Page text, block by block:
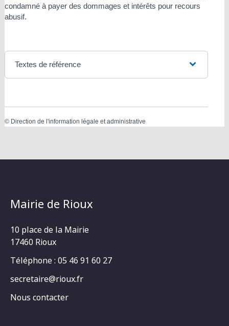
condamné à payer des dommages et intérêts pour recours
abusif.
Textes de référence
© Direction de l'information légale et administrative
Mairie de Rioux
10 place de la Mairie
17460 Rioux
Téléphone : 05 46 91 60 27
secretaire@rioux.fr
Nous contacter